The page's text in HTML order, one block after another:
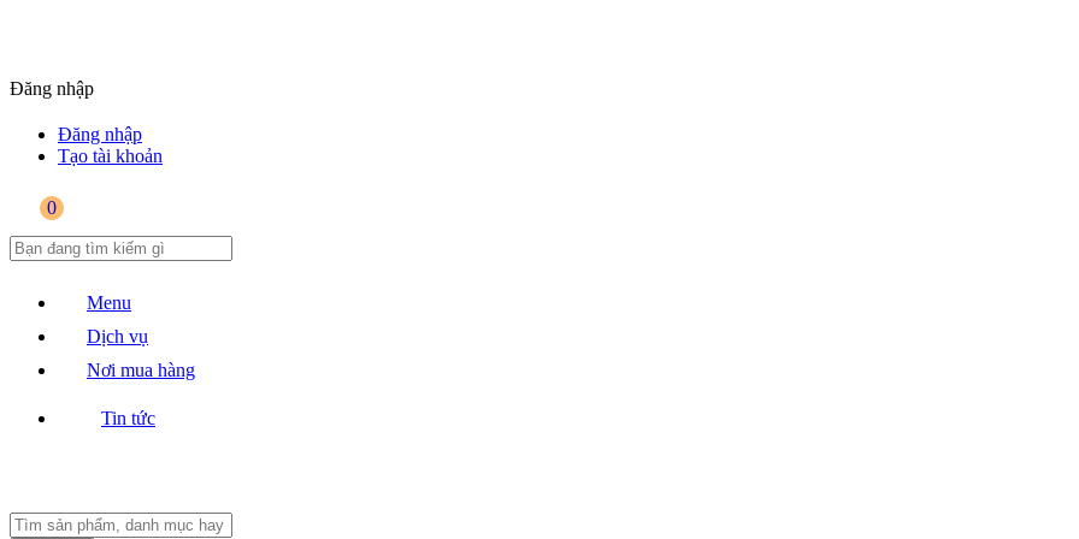
Đăng nhập
Đăng nhập
Tạo tài khoản
0
Menu
Dịch vụ
Nơi mua hàng
Tin tức